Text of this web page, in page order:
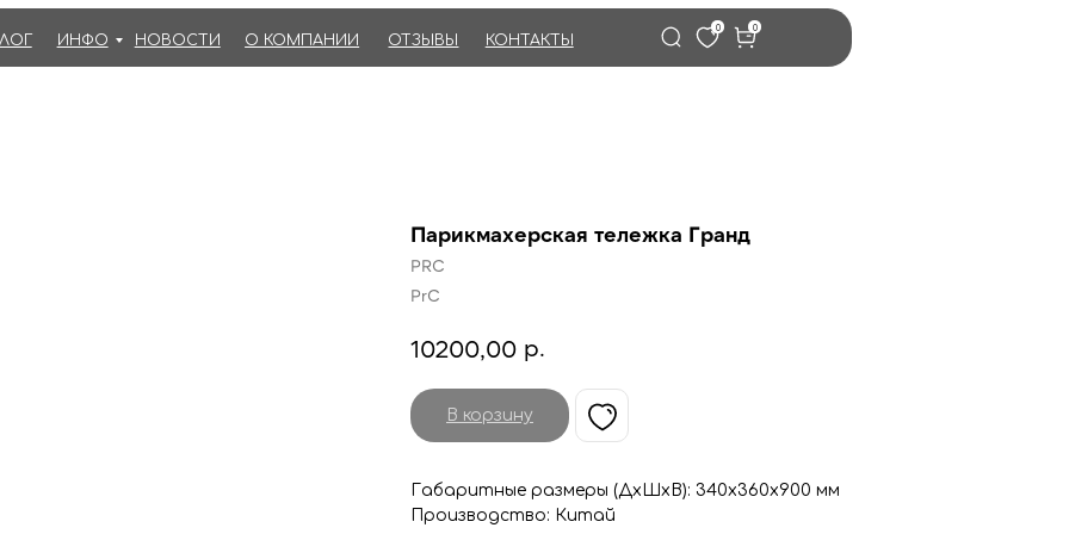
0 0
ИНФО НОВОСТИ О КОМПАНИИ ОТЗЫВЫ КОНТАКТЫ
Парикмахерская тележка Гранд
PRC
PrC
10200,00 р.
В корзину
Габаритные размеры (ДхШхВ): 340х360х900 мм
Производство: Китай